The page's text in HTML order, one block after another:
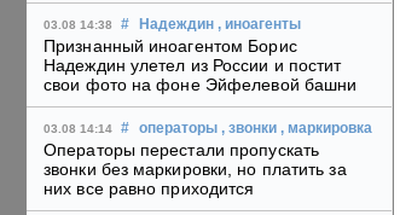
03.08 14:38 # Надеждин , иноагенты
Признанный иноагентом Борис
Надеждин улетел из России и постит
свои фото на фоне Эйфелевой башни
03.08 14:14 # операторы , звонки , маркировка
Операторы перестали пропускать
звонки без маркировки, но платить за
них все равно приходится